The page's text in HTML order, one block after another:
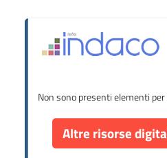
Non sono presenti elementi
Altre risorse